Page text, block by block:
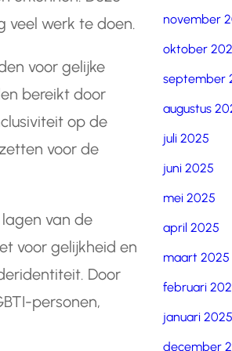
veel werk te doen.
voor gelijke
bereikt door
op de
voor de
van de
voor gelijkheid en
Door
personen,
november
oktober
september
augustus
juli 2025
juni 2025
mei 2025
april 2025
maart 2025
februari
januari
december